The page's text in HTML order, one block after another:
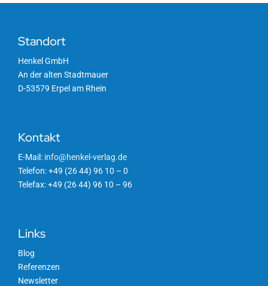
Standort
Henkel GmbH
An der alten Stadtmauer
D-53579 Erpel am Rhein
Kontakt
E-Mail: info@henkel-verlag.de
Telefon: +49 (26 44) 96 10 – 0
Telefax: +49 (26 44) 96 10 – 96
Links
Blog
Referenzen
Newsletter